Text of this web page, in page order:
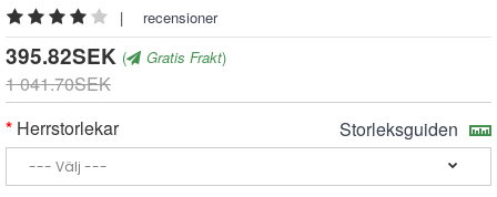
| recensioner
395.82SEK ( Gratis Frakt)
1 041.70SEK
Herrstorlekar
Storleksguiden